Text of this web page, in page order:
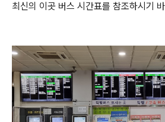
최신의 이곳 버스 시간표를 참조하시기